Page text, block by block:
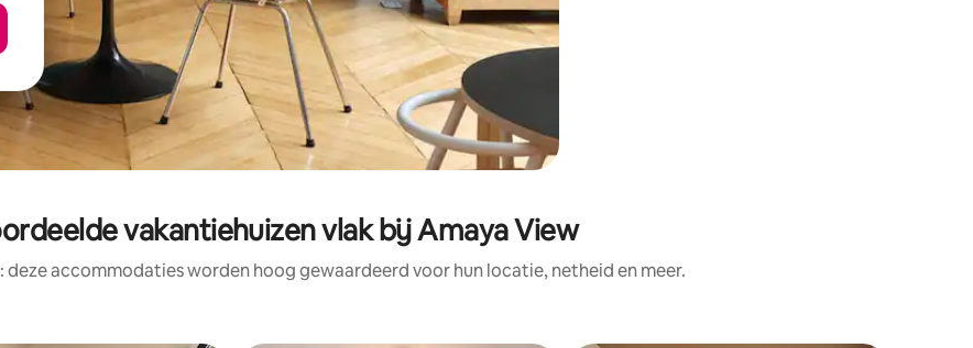
vakantiehuizen vlak bij Amaya View
deze accommodaties worden hoog gewaardeerd voor hun locatie, netheid en meer.